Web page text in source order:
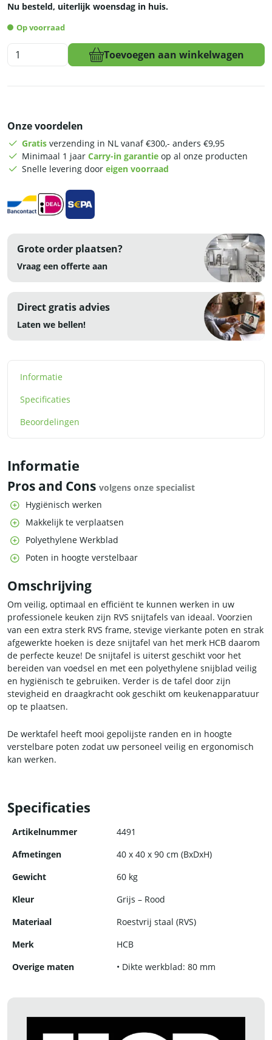
Nu besteld, uiterlijk woensdag in huis.
Op voorraad
HCB
Hakblok
cm-
RVS
Polyethylene
Toevoegen aan winkelwagen
Onze voordelen
Gratis verzending in NL vanaf €300,- anders €9,95
Minimaal 1 jaar Carry-in garantie op al onze producten
Snelle levering door eigen voorraad
Grote order plaatsen?
Vraag een offerte aan
Direct gratis advies
Laten we bellen!
Informatie
Specificaties
Beoordelingen
Informatie
Pros and Cons volgens onze specialist
Hygiënisch werken
Makkelijk te verplaatsen
Polyethylene Werkblad
Poten in hoogte verstelbaar
Omschrijving
Om veilig, optimaal en efficiënt te kunnen werken in uw
professionele keuken zijn RVS snijtafels van ideaal. Voorzien
van een extra sterk RVS frame, stevige vierkante poten en strak
afgewerkte hoeken is deze snijtafel van het merk HCB daarom
de perfecte keuze! De snijtafel is uiterst geschikt voor het
bereiden van voedsel en met een polyethylene snijblad veilig
en hygiënisch te gebruiken. Verder is de tafel door zijn
stevigheid en draagkracht ook geschikt om keukenapparatuur
op te plaatsen.
De werktafel heeft mooi gepolijste randen en in hoogte
verstelbare poten zodat uw personeel veilig en ergonomisch
kan werken.
Specificaties
Artikelnummer
4491
Afmetingen
40 x 40 x 90 cm (BxDxH)
Gewicht
60 kg
Kleur
Grijs – Rood
Materiaal
Roestvrij staal (RVS)
Merk
HCB
Overige maten
• Dikte werkblad: 80 mm